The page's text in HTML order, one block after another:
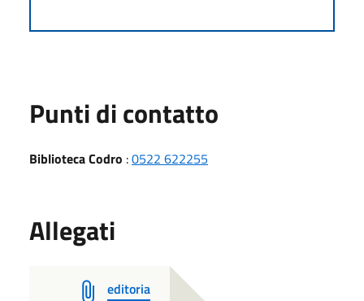
Punti di contatto
Biblioteca Codro :0522 622255
Allegati
editoria